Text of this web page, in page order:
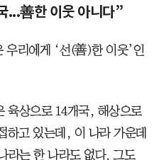
...善한 이웃 아니다”
우리에게 ‘선(善)한 이웃’인
육상으로 14개국, 해상으로
하고 있는데, 이 나라 가운데
라는 한 나라도 없다. 그도